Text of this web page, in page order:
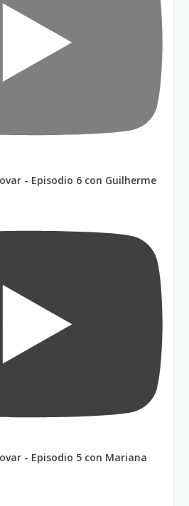
- Episodio 6 con Guilherme
- Episodio 5 con Mariana